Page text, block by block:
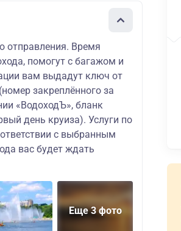
отправления. Время
помогут с багажом и
вам выдадут ключ от
закреплённого за
«ВодоходЪ», бланк
день круиза). Услуги по
с выбранным
вас будет ждать
Еще 3 фото